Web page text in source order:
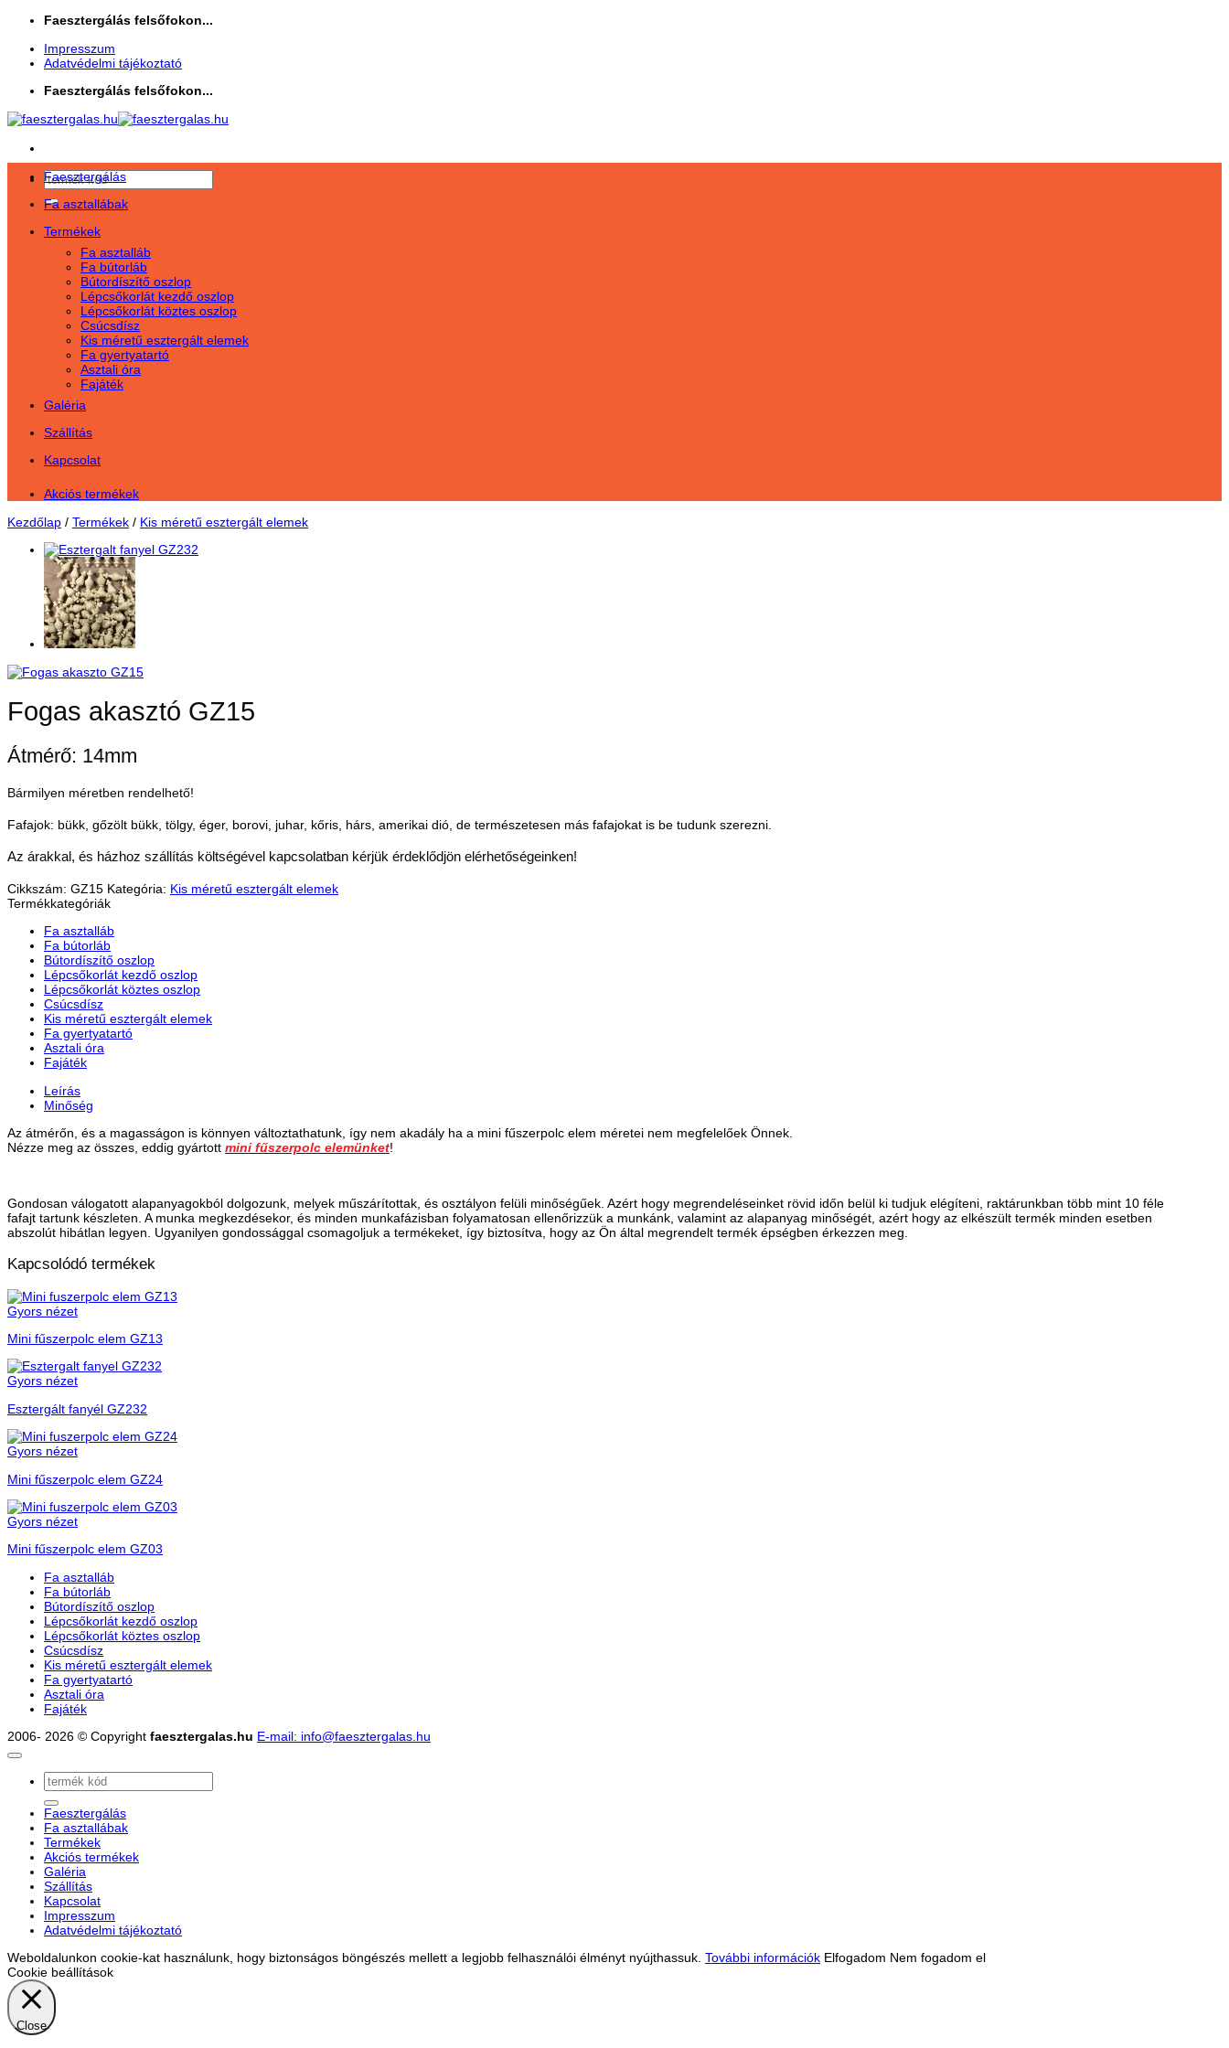
Skip
content
Faesztergálás felsőfokon...
Impresszum
Adatvédelmi tájékoztató
Faesztergálás felsőfokon...
Keresés
a
következőre:
Faesztergálás
Fa asztallábak
Termékek
Fa asztalláb
Fa bútorláb
Bútordíszítő oszlop
Lépcsőkorlát kezdő oszlop
Lépcsőkorlát köztes oszlop
Csúcsdísz
Kis méretű esztergált elemek
Fa gyertyatartó
Asztali óra
Fajáték
Galéria
Szállítás
Kapcsolat
Akciós termékek
Kezdőlap / Termékek / Kis méretű esztergált elemek
Fogas akasztó GZ15
Átmérő: 14mm
Bármilyen méretben rendelhető!
Fafajok: bükk, gőzölt bükk, tölgy, éger, borovi, juhar, kőris, hárs, amerikai dió, de természetesen más fafajokat is be tudunk szerezni.
Az árakkal, és házhoz szállítás költségével kapcsolatban kérjük érdeklődjön elérhetőségeinken!
Cikkszám: GZ15 Kategória: Kis méretű esztergált elemek
Termékkategóriák
Fa asztalláb
Fa bútorláb
Bútordíszítő oszlop
Lépcsőkorlát kezdő oszlop
Lépcsőkorlát köztes oszlop
Csúcsdísz
Kis méretű esztergált elemek
Fa gyertyatartó
Asztali óra
Fajáték
Leírás
Minőség
Az átmérőn, és a magasságon is könnyen változtathatunk, így nem akadály ha a mini fűszerpolc elem méretei nem megfelelőek Önnek.
Nézze meg az összes, eddig gyártott mini fűszerpolc elemünket!
Gondosan válogatott alapanyagokból dolgozunk, melyek műszárítottak, és osztályon felüli minőségűek. Azért hogy megrendeléseinket rövid időn belül ki tudjuk elégíteni, raktárunkban több mint 10 féle
fafajt tartunk készleten. A munka megkezdésekor, és minden munkafázisban folyamatosan ellenőrizzük a munkánk, valamint az alapanyag minőségét, azért hogy az elkészült termék minden esetben
abszolút hibátlan legyen. Ugyanilyen gondossággal csomagoljuk a termékeket, így biztosítva, hogy az Ön által megrendelt termék épségben érkezzen meg.
Kapcsolódó termékek
Gyors nézet
Mini fűszerpolc elem GZ13
Gyors nézet
Esztergált fanyél GZ232
Gyors nézet
Mini fűszerpolc elem GZ24
Gyors nézet
Mini fűszerpolc elem GZ03
Fa asztalláb
Fa bútorláb
Bútordíszítő oszlop
Lépcsőkorlát kezdő oszlop
Lépcsőkorlát köztes oszlop
Csúcsdísz
Kis méretű esztergált elemek
Fa gyertyatartó
Asztali óra
Fajáték
2006- 2026 © Copyright faesztergalas.hu E-mail: info@faesztergalas.hu
Keresés
a
következőre:
Faesztergálás
Fa asztallábak
Termékek
Akciós termékek
Galéria
Szállítás
Kapcsolat
Impresszum
Adatvédelmi tájékoztató
Weboldalunkon cookie-kat használunk, hogy biztonságos böngészés mellett a legjobb felhasználói élményt nyújthassuk. További információk Elfogadom Nem fogadom el
Cookie beállítások
Close